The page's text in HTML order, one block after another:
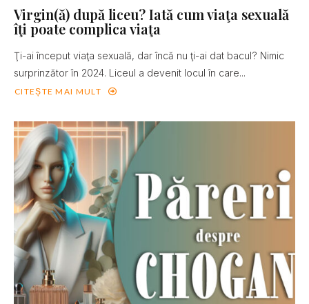
Virgin(ă) după liceu? Iată cum viaţa sexuală
îţi poate complica viaţa
Ţi-ai început viaţa sexuală, dar încă nu ţi-ai dat bacul? Nimic
surprinzător în 2024. Liceul a devenit locul în care...
CITEȘTE MAI MULT